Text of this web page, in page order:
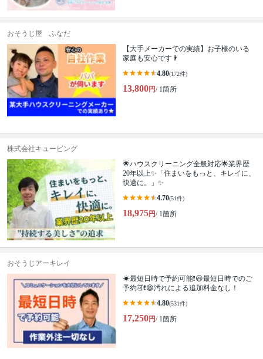
おそうじ屋 ふなだ
【大手メーカーでの実績】お子様のいる
家庭も安心です👨
4.80(172件)
13,800円/ 1箇所
株式会社キュービング
🌟ハウスクリーニング全般対応🌟業界歴
20年以上✨「住まいをもっと、キレイに、
快適に。」✨
4.70(51件)
18,975円/ 1箇所
おそうじアーキレイ
☀最短日時で予約可能❗😆最短日時でのご
予約🉑❗️😆汚れによる追加料金なし！
4.80(531件)
17,250円/ 1箇所